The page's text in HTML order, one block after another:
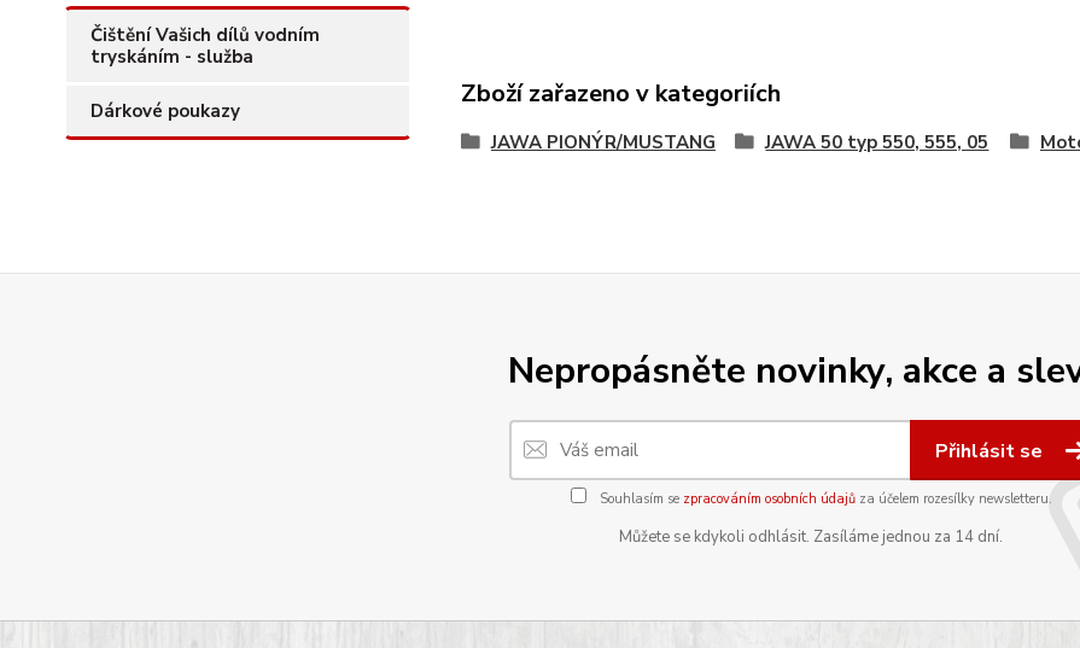
Čištění Vašich dílů vodním
tryskáním - služba
Dárkové poukazy
Zboží zařazeno v kategoriích
JAWA PIONÝR/MUSTANG JAWA 50 typ 550, 555, 05
Nepropásněte novinky, akce a
Přihlásit se
Souhlasím se zpracováním osobních údajůza účelem rozesílky newsletteru.
Můžete se kdykoli odhlásit. Zasíláme jednou za 14 dní.